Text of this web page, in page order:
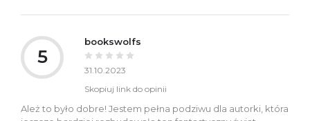
5
bookswolfs
31.10.2023
Skopiuj link do opinii
Ależ to było dobre! Jestem pełna podziwu dla autorki, która